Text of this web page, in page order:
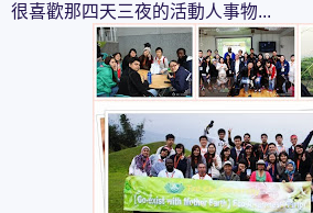
很喜歡那四天三夜的活動人事物...